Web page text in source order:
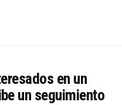
en un
un seguimiento